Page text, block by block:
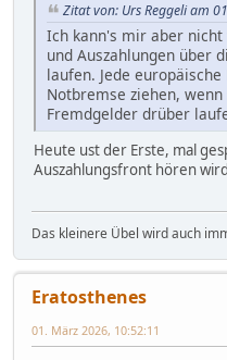
Zitat von: Urs Reggeli am
Ich kann's mir aber
und Auszahlungen über
laufen. Jede
Notbremse ziehen,
Fremdgelder drüber
Heute ust der Erste, mal
Auszahlungsfront hören
Das kleinere Übel wird auch
Eratosthenes
01. März 2026, 10:52:11